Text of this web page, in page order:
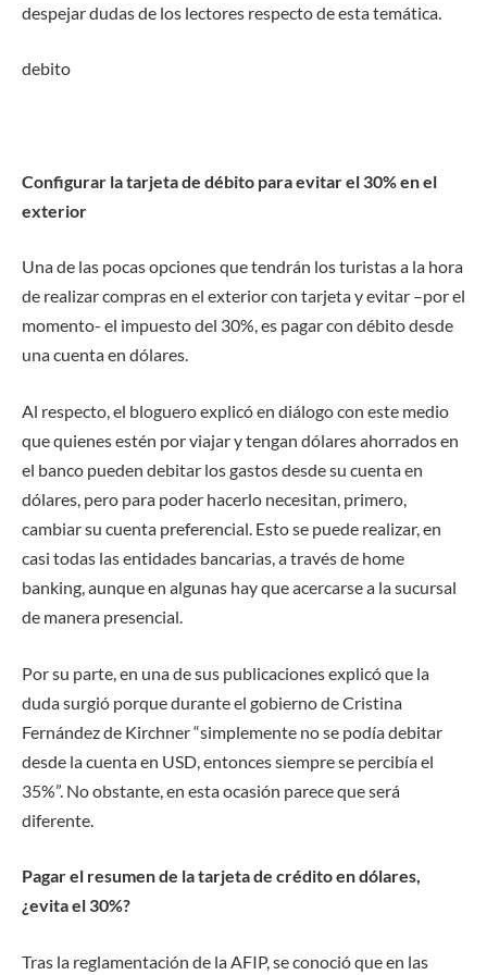
despejar dudas de los lectores respecto de esta temática.
debito
Configurar la tarjeta de débito para evitar el 30% en el
exterior
Una de las pocas opciones que tendrán los turistas a la hora
de realizar compras en el exterior con tarjeta y evitar –por el
momento- el impuesto del 30%, es pagar con débito desde
una cuenta en dólares.
Al respecto, el bloguero explicó en diálogo con este medio
que quienes estén por viajar y tengan dólares ahorrados en
el banco pueden debitar los gastos desde su cuenta en
dólares, pero para poder hacerlo necesitan, primero,
cambiar su cuenta preferencial. Esto se puede realizar, en
casi todas las entidades bancarias, a través de home
banking, aunque en algunas hay que acercarse a la sucursal
de manera presencial.
Por su parte, en una de sus publicaciones explicó que la
duda surgió porque durante el gobierno de Cristina
Fernández de Kirchner “simplemente no se podía debitar
desde la cuenta en USD, entonces siempre se percibía el
35%”. No obstante, en esta ocasión parece que será
diferente.
Pagar el resumen de la tarjeta de crédito en dólares,
¿evita el 30%?
Tras la reglamentación de la AFIP, se conoció que en las